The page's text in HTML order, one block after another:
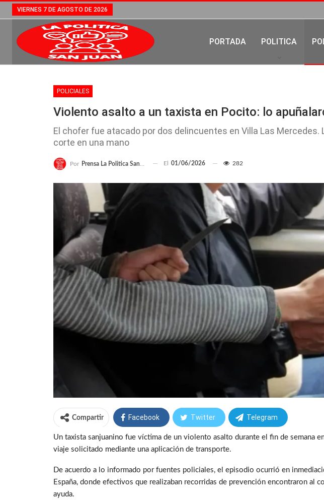
VIERNES 7 DE AGOSTO DE 2026
PORTADA POLITICA
POLICIALES
Violento asalto a un taxista en Pocito: lo
El chofer fue atacado por dos delincuentes en Villa Las
corte en una mano
Por Prensa La Politica San Juan El 01/06/2026 282
Compartir Facebook Twitter Telegram
Un taxista sanjuanino fue víctima de un violento asalto durante el fin de semana
viaje solicitado mediante una aplicación de transporte.
De acuerdo a lo informado por fuentes policiales, el episodio ocurrió en
España, donde efectivos que realizaban recorridas de prevención encontraron al
ayuda.